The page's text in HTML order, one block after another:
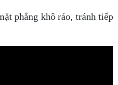
phẳng khô ráo, tránh tiếp